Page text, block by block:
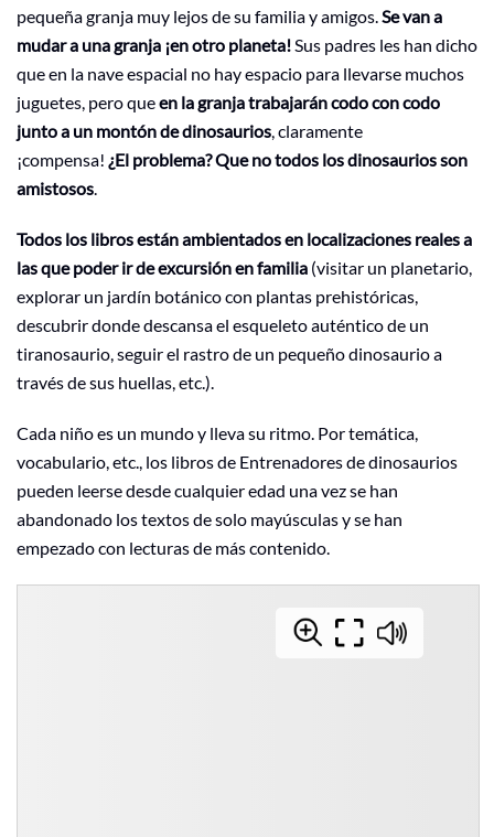
pequeña granja muy lejos de su familia y amigos.Se van a
mudar a una granja ¡en otro planeta!Sus padres les han dicho
que en la nave espacial no hay espacio para llevarse muchos
juguetes, pero queen la granja trabajarán codo con codo
junto a un montón de dinosaurios, claramente
¡compensa! ¿El problema? Que no todos los dinosaurios son
amistosos.
Todos los libros están ambientados en localizaciones reales a
las que poder ir de excursión en familia (visitar un planetario,
explorar un jardín botánico con plantas prehistóricas,
descubrir donde descansa el esqueleto auténtico de un
tiranosaurio, seguir el rastro de un pequeño dinosaurio a
través de sus huellas, etc.).
Cada niño es un mundo y lleva su ritmo. Por temática,
vocabulario, etc., los libros de Entrenadores de dinosaurios
pueden leerse desde cualquier edad una vez se han
abandonado los textos de solo mayúsculas y se han
empezado con lecturas de más contenido.